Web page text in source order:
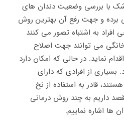
با بررسی وضعیت دندان های
برده و جهت رفع آن بهترین روش
افراد به اشتباه تصور می کنند
می توانند جهت اصلاح
نماید. در حالی که امکان دارد
از افرادی که دارای
قادر به استفاده از نخ
داریم به چند روش درمانی
اشاره نماییم.